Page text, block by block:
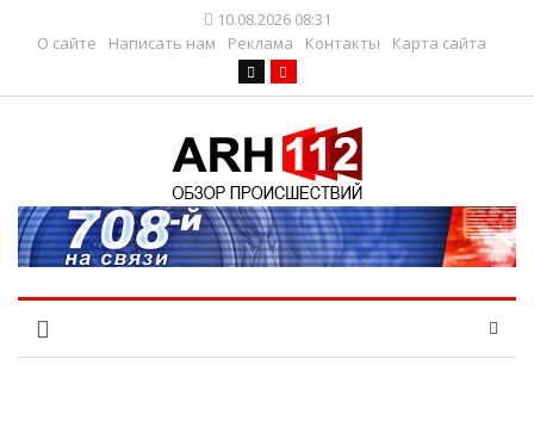
10.08.2026 08:31
О сайте
Написать нам Реклама Контакты Карта сайта